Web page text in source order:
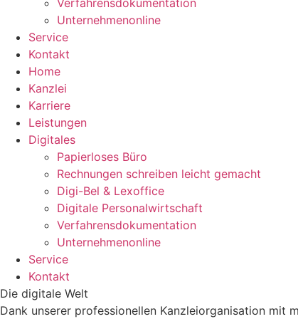
Verfahrensdokumentation
Unternehmenonline
Service
Kontakt
Home
Kanzlei
Karriere
Leistungen
Digitales
Papierloses Büro
Rechnungen schreiben leicht gemacht
Digi-Bel & Lexoffice
Digitale Personalwirtschaft
Verfahrensdokumentation
Unternehmenonline
Service
Kontakt
Die digitale Welt
Dank unserer professionellen Kanzleiorganisation mit